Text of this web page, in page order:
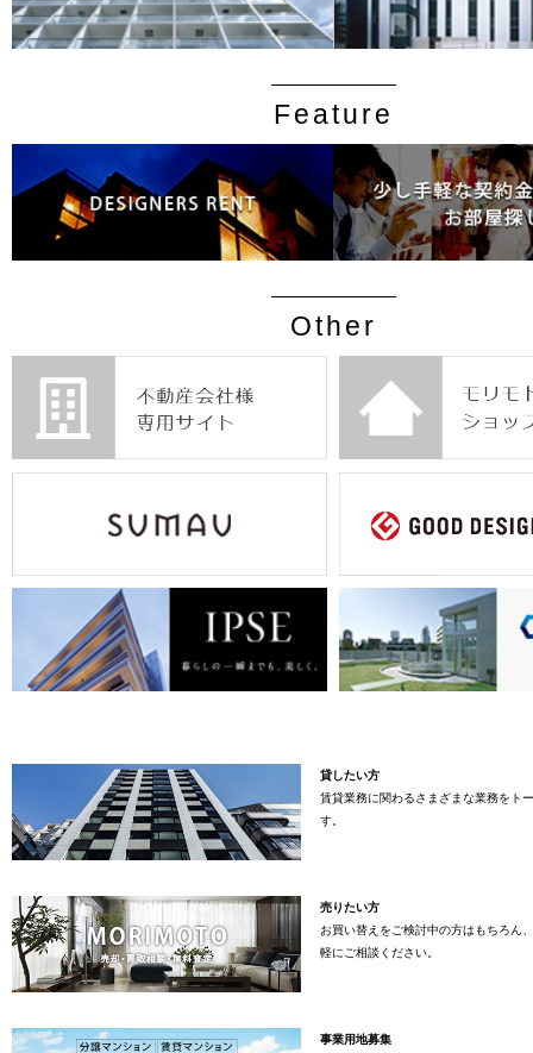
Feature
Other
貸したい方
賃貸業務に関わるさまざまな業務をト
す。
売りたい方
お買い替えをご検討中の方はもちろん
軽にご相談ください。
事業用地募集